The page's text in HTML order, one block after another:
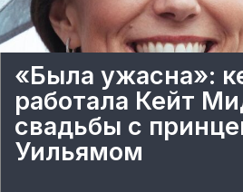
«Была ужасна»:
работала Кейт
свадьбы с
Уильямом